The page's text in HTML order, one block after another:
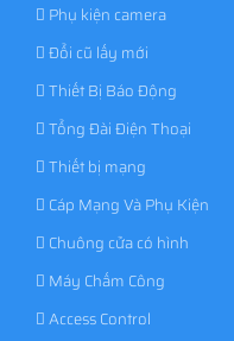
Phụ kiện camera
Đổi cũ lấy mới
Thiết Bị Báo Động
Tổng Đài Điện Thoại
Thiết bị mạng
Cáp Mạng Và Phụ Kiện
Chuông cửa có hình
Máy Chấm Công
Access Control